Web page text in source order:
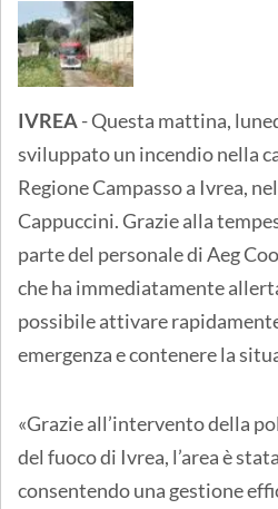
IVREA- Questa mattina,
sviluppato un incendio nella
Regione Campasso a Ivrea,
Cappuccini. Grazie alla
parte del personale di Aeg
che ha immediatamente
possibile attivare
emergenza e contenere la
«Grazie all’intervento della
del fuoco di Ivrea, l’area è
consentendo una gestione